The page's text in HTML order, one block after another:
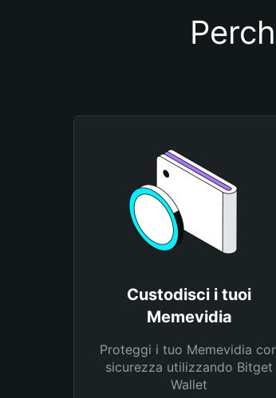
Custodisci i tuoi
Memevidia
Proteggi i tuo Memevidia
sicurezza utilizzando Bitget
Wallet